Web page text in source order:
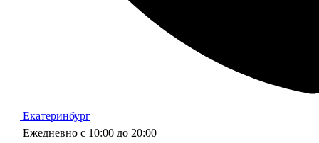
Екатеринбург
Ежедневно с 10:00 до 20:00